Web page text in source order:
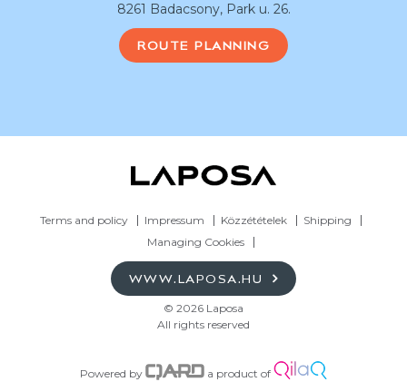
8261 Badacsony, Park u. 26.
ROUTE PLANNING
Terms and policy Impressum Közzétételek
Shipping
Managing Cookies
WWW.LAPOSA.HU
© 2026 Laposa
All rights reserved
Powered by a product of